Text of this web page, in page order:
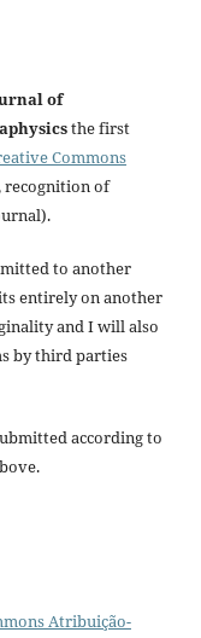
of
the first
Commons
of
to another
entirely on another
and I will also
by third parties
according to
Atribuição-